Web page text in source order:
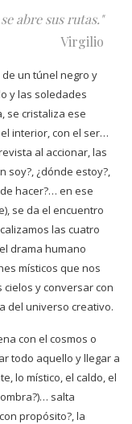
abre sus rutas."
Virgilio
un túnel negro y
y las soledades
se cristaliza ese
interior, con el ser…
al accionar, las
soy?, ¿dónde estoy?,
hacer?… en ese
se da el encuentro
las cuatro
drama humano
místicos que nos
y conversar con
del universo creativo.
con el cosmos o
todo aquello y llegar a
lo místico, el caldo, el
salta
propósito?, la